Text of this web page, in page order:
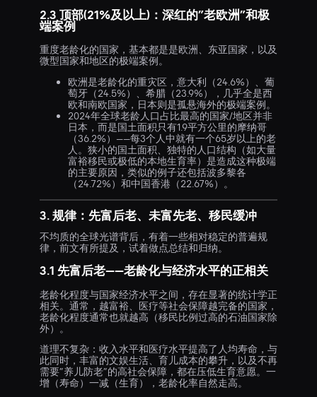
2.3 顶部(21%及以上)：深红的”老欧洲”和极
端案例
重度老龄化的国家，基本都是是欧洲、东亚国家，以及
微型国家和地区的极端案例。
欧洲是老龄化的重灾区，意大利（24.6%）、葡
萄牙（24.5%）、希腊（23.9%），几乎全是西
欧和南欧国家，日本则是孤悬海外的极端案例。
2024年全球老龄人口占比最高的国家/地区并非
日本，而是国土面积只有1.9平方公里的摩纳哥
（36.2%）——每3个人中就有一个65岁以上的老
人。狭小的国土面积、独特的人口结构（如大量
富裕移民或极低的本地生育率）是造成这种极端
的主要原因，类似的例子还包括波多黎各
（24.72%）和中国香港（22.67%）。
3. 规律：先富后老、未富先老、移民缓冲
不均质的全球光谱背后，有着一些相对稳定的普遍规
律，前文有所提及，试着做点总结和归纳。
3.1 先富后老——老龄化与经济水平的正相关
老龄化程度与国家经济水平之间，存在显著的统计学正
相关。通常，越富裕、医疗等社会保障越完备的国家，
老龄化程度通常也就越高（移民比例过高的石油国家除
外）。
道理不复杂：收入水平和医疗水平提高了人均寿命，与
此同时，丰富的文娱生活、育儿成本的攀升，以及不再
需要”养儿防老”的高社会保障，都在压低生育意愿。一
增（寿命）一减（生育），老龄化率自然走高。